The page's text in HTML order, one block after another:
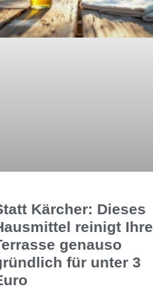
Kärcher: Dieses
reinigt Ihre
genauso
für unter 3